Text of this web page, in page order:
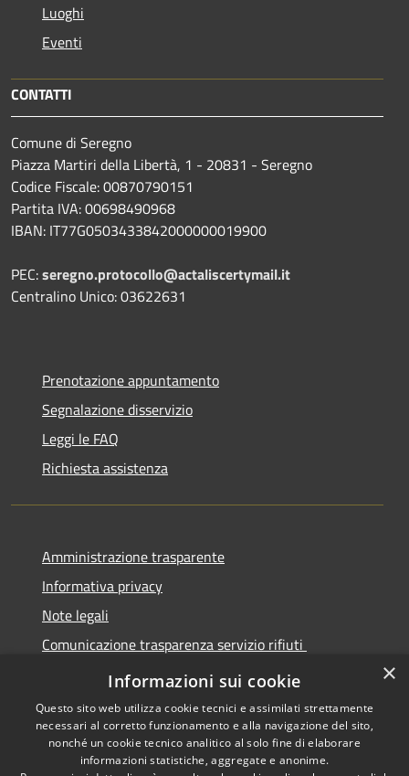
Luoghi
Eventi
CONTATTI
Comune di Seregno
Piazza Martiri della Libertà, 1 - 20831 - Seregno
Codice Fiscale: 00870790151
Partita IVA: 00698490968
IBAN: IT77G0503433842000000019900
PEC:seregno.protocollo@actaliscertymail.it
Centralino Unico: 03622631
Prenotazione appuntamento
Segnalazione disservizio
Leggi le FAQ
Richiesta assistenza
Amministrazione trasparente
Informativa privacy
Note legali
Comunicazione trasparenza servizio rifiuti
Dichiarazione di accessibilità
Copyright © 2026 • Città di
×
Informazioni sui cookie
Questo sito web utilizza cookie tecnici e assimilati strettamente
necessari al corretto funzionamento e alla navigazione del sito,
nonché un cookie tecnico analitico al solo fine di elaborare
informazioni statistiche, aggregate e anonime.